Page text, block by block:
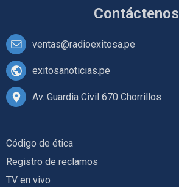
Contáctenos
ventas@radioexitosa.pe
exitosanoticias.pe
Av. Guardia Civil 670 Chorrillos
Código de ética
Registro de reclamos
TV en vivo